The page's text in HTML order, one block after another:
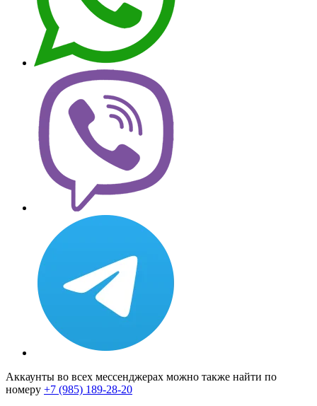
Аккаунты во всех мессенджерах можно также найти по
номеру +7 (985) 189-28-20